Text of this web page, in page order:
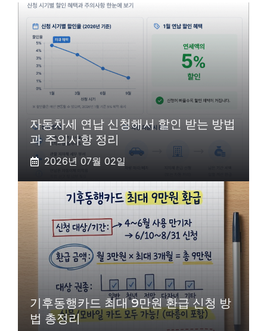
자동차세 연납 신청해서 할인 받는 방법
과 주의사항 정리
2026년 07월 02일
기후동행카드 최대 9만원 환급 신청 방
법 총정리